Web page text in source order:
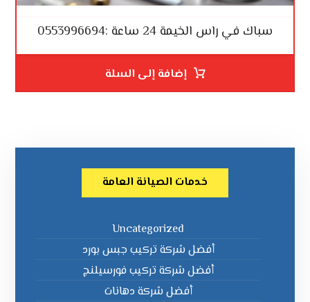
سباك في راس الخيمة 24 ساعة :0553996694
إضافة إلى السلة
خدمات الصيانة العامة
Uncategorized
أفضل شركة تركيب جبس بورد
أفضل شركة تركيب فورسيلنج
أفضل شركة دهانات